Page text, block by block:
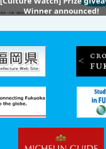
Winner announced!